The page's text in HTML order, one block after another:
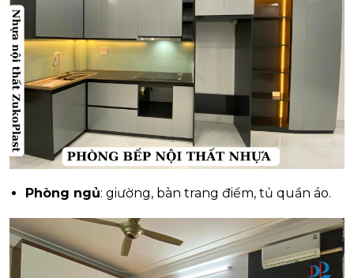
Phòng ngủ: giường, bàn trang điểm, tủ quần áo.